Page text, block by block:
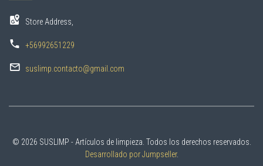
Store Address,
+56992651229
suslimp.contacto@gmail.com
© 2026 SUSLIMP - Artículos de limpieza. Todos los derechos reservados.
Desarrollado por Jumpseller.